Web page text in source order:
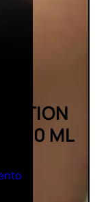
50 ML